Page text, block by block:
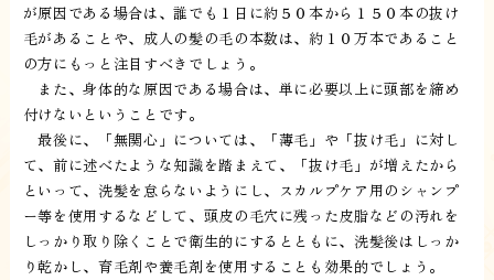
が原因である場合は、誰でも１日に約５０本から１５０本の抜け
毛があることや、成人の髪の毛の本数は、約１０万本であること
の方にもっと注目すべきでしょう。
また、身体的な原因である場合は、単に必要以上に頭部を締め
付けないということです。
最後に、「無関心」については、「薄毛」や「抜け毛」に対し
て、前に述べたような知識を踏まえて、「抜け毛」が増えたから
といって、洗髪を怠らないようにし、スカルプケア用のシャンプ
ー等を使用するなどして、頭皮の毛穴に残った皮脂などの汚れを
しっかり取り除くことで衛生的にするとともに、洗髪後はしっか
り乾かし、育毛剤や養毛剤を使用することも効果的でしょう。